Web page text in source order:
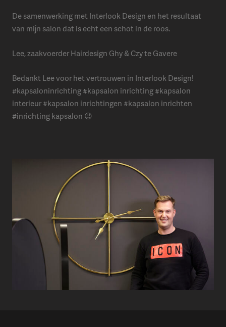
De samenwerking met Interlook Design en het resultaat
van mijn salon dat is echt een schot in de roos.
Lee, zaakvoerder Hairdesign Ghy & Czy te Gavere
Bedankt Lee voor het vertrouwen in Interlook Design!
#kapsaloninrichting #kapsalon inrichting #kapsalon
interieur #kapsalon inrichtingen #kapsalon inrichten
#inrichting kapsalon 😉